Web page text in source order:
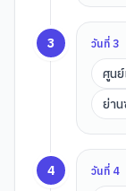
3 วันที่3
ศูนย์
ย่า
4 วันที่ 4